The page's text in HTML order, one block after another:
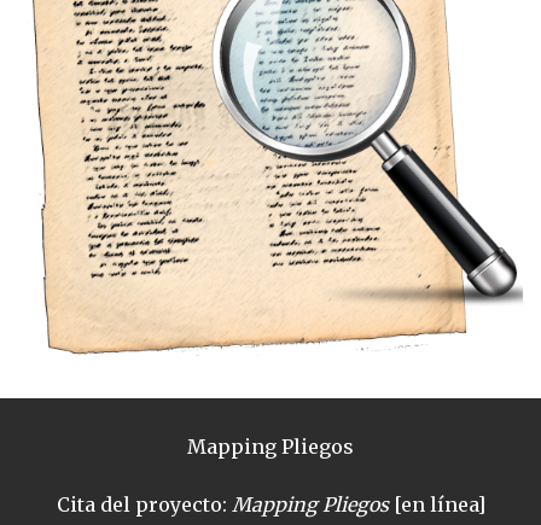
Mapping Pliegos
Cita del proyecto: Mapping Pliegos[en línea]